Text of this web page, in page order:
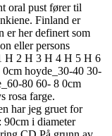
oral pust fører til
Finland er
er her definert som
eller persons
H 2 H 3 H 4 H 5 H 6
hoyde_30-40 30-
80 60- 8 0cm
rosa farge.
har jeg gruet for
90cm i diameter